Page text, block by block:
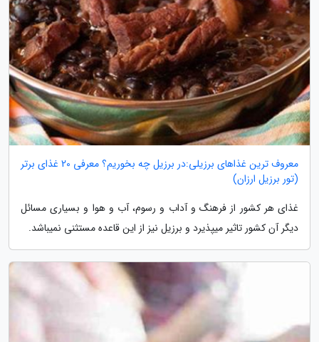
معروف ترین غذاهای برزیلی:در برزیل چه بخوریم؟ معرفی 20 غذای برتر
(تور برزیل ارزان)
غذای هر کشور از فرهنگ و آداب و رسوم، آب و هوا و بسیاری مسائل
دیگر آن کشور تاثیر میپذیرد و برزیل نیز از این قاعده مستثنی نمیباشد.